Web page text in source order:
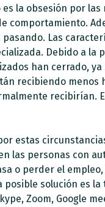
la obsesión por
comportamiento.
Las
Debido a la
han cerrado,
recibiendo
estas
personas con
o perder el
solución es
Zoom, Google